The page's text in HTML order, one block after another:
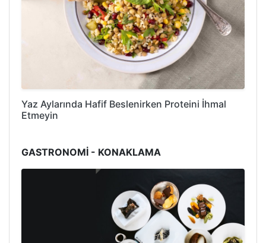
Yaz Aylarında Hafif Beslenirken Proteini İhmal
Etmeyin
GASTRONOMİ - KONAKLAMA